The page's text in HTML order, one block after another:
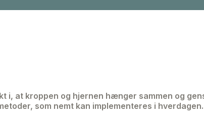
i, at kroppen og hjernen hænger sammen og
som nemt kan implementeres i hverdagen.